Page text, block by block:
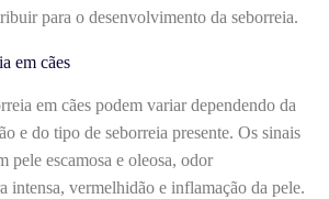
para o desenvolvimento da seborreia.
em cães
em cães podem variar dependendo da
e do tipo de seborreia presente. Os sinais
pele escamosa e oleosa, odor
intensa, vermelhidão e inflamação da pele.